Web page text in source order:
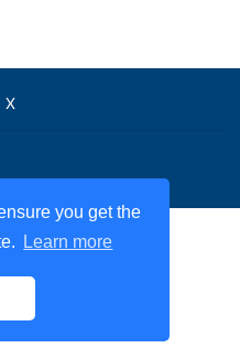
you get the
Learn more
X